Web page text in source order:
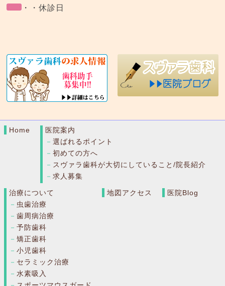
・・休診日
Home
医院案内
選ばれるポイント
初めての方へ
スヴァラ歯科が大切にしていること/院長紹介
求人募集
治療について
虫歯治療
歯周病治療
予防歯科
矯正歯科
小児歯科
セラミック治療
水素吸入
地図アクセス 医院Blog